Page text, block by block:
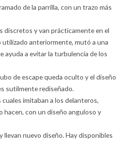
de la parrilla, con un trazo más
discretos y van prácticamente en el
utilizado anteriormente, mutó a una
ayuda a evitar la turbulencia de los
de escape queda oculto y el diseño
sutilmente rediseñado.
imitaban a los delanteros,
hacen, con un diseño anguloso y
llevan nuevo diseño. Hay disponibles